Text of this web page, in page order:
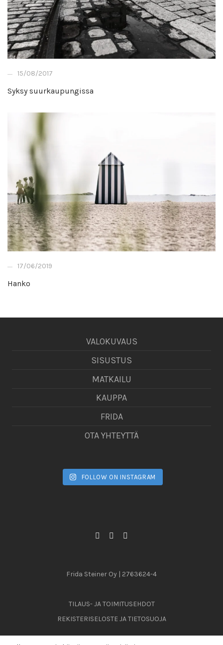
15/08/2017
Syksy suurkaupungissa
17/06/2019
Hanko
VALOKUVAUS
SISUSTUS
MATKAILU
KAUPPA
FRIDA
OTA YHTEYTTÄ
FOLLOW ON INSTAGRAM
Frida Steiner Oy | 2763624-4
TILAUS- JA TOIMITUSEHDOT
REKISTERISELOSTE JA TIETOSUOJA